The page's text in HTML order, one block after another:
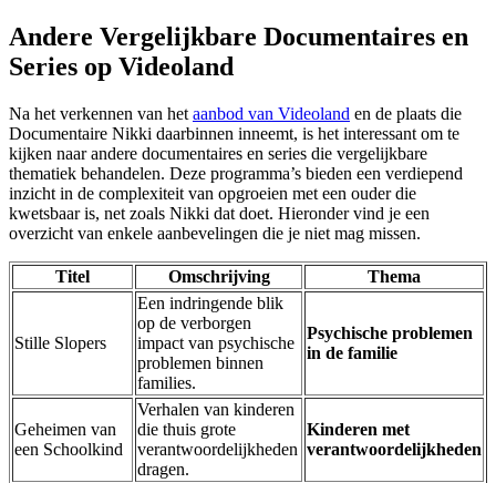
Andere Vergelijkbare Documentaires en
Series op Videoland
Na het verkennen van het aanbod van Videoland en de plaats die
Documentaire Nikki daarbinnen inneemt, is het interessant om te
kijken naar andere documentaires en series die vergelijkbare
thematiek behandelen. Deze programma’s bieden een verdiepend
inzicht in de complexiteit van opgroeien met een ouder die
kwetsbaar is, net zoals Nikki dat doet. Hieronder vind je een
overzicht van enkele aanbevelingen die je niet mag missen.
Titel Omschrijving Thema
Stille Slopers
Een indringende blik
op de verborgen
impact van psychische
problemen binnen
families.
Psychische problemen
in de familie
Geheimen van
een Schoolkind
Verhalen van kinderen
die thuis grote
verantwoordelijkheden
dragen.
Kinderen met
verantwoordelijkheden